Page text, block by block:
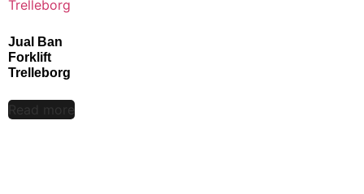
Jual Ban
Forklift
Trelleborg
Read more